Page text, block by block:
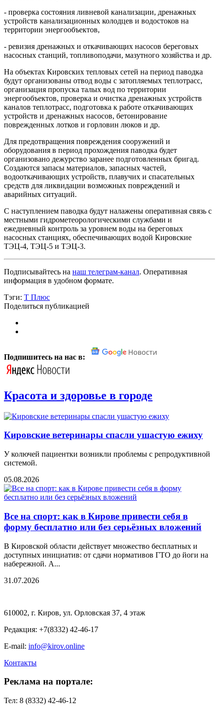
- проверка состояния ливневой канализации, дренажных
устройств канализационных колодцев и водостоков на
территории энергообъектов,
- ревизия дренажных и откачивающих насосов береговых
насосных станций, топливоподачи, мазутного хозяйства и др.
На объектах Кировских тепловых сетей на период паводка
будут организованы отвод воды с затопляемых теплотрасс,
организация пропуска талых вод по территории
энергообъектов, проверка и очистка дренажных устройств
каналов теплотрасс, подготовка к работе откачивающих
устройств и дренажных насосов, бетонирование
поврежденных лотков и горловин люков и др.
Для предотвращения повреждения сооружений и
оборудования в период прохождения паводка будет
организовано дежурство заранее подготовленных бригад.
Создаются запасы материалов, запасных частей,
водооткачивающих устройств, плавучих и спасательных
средств для ликвидации возможных повреждений и
аварийных ситуаций.
С наступлением паводка будут налажены оперативная связь с
местными гидрометеорологическими службами и
ежедневный контроль за уровнем воды на береговых
насосных станциях, обеспечивающих водой Кировские
ТЭЦ-4, ТЭЦ-5 и ТЭЦ-3.
Подписывайтесь на наш телеграм-канал. Оперативная
информация в удобном формате.
Тэги: Т Плюс
Поделиться публикацией
Подпишитесь на нас в:
Красота и здоровье в городе
Кировские ветеринары спасли ушастую ежиху
У колючей пациентки возникли проблемы с репродуктивной
системой.
05.08.2026
Все на спорт: как в Кирове привести себя в
форму бесплатно или без серьёзных вложений
В Кировской области действует множество бесплатных и
доступных инициатив: от сдачи нормативов ГТО до йоги на
набережной. А...
31.07.2026
610002, г. Киров, ул. Орловская 37, 4 этаж
Редакция: +7(8332) 42-46-17
E-mail: info@kirov.online
Контакты
Реклама на портале:
Тел: 8 (8332) 42-46-12